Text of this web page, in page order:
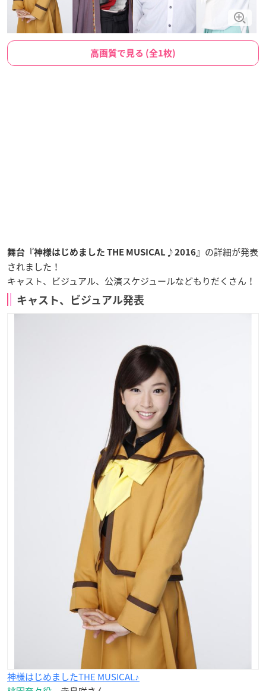
高画質で見る (全1枚)
舞台『神様はじめました THE MUSICAL♪2016』 の詳細が発表
されました！
キャスト、ビジュアル、公演スケジュールなどもりだくさん！
キャスト、ビジュアル発表
神様はじめましたTHE MUSICAL♪